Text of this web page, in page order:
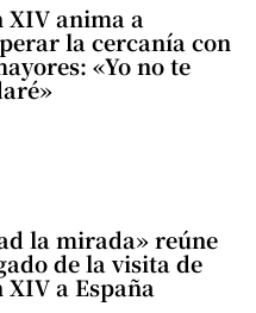
XIV anima a
la cercanía con
«Yo no te
la mirada» reúne
de la visita de
XIV a España